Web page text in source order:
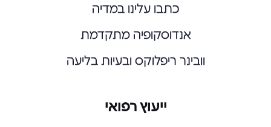
כתבו עלינו במדיה
אנדוסקופיה מתקדמת
וובינר ריפלוקס ובעיות בליעה
ייעוץ רפואי